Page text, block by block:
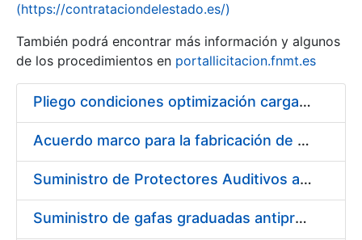
Show/Hide
(https://contrataciondelestado.es/)
También podrá encontrar más información y algunos
de los procedimientos en portallicitacion.fnmt.es
Pliego condiciones optimización cargas compras firmado
Acuerdo marco para la fabricación de piezas
Suministro de Protectores Auditivos a medida para las personas trabajadoras de los Centros de Trabajo de Madrid y Burgos
Suministro de gafas graduadas antiproyecciones para los trabajadores de la FNMT-RCM en los centros de trabajo de Madrid y Burgos